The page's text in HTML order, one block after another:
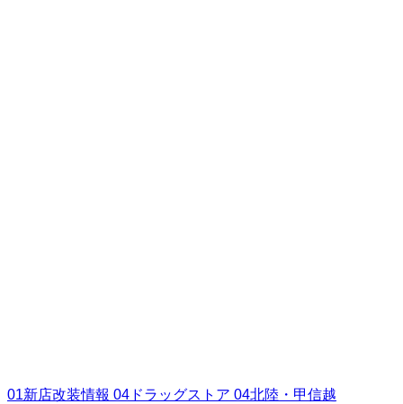
01新店改装情報 04ドラッグストア 04北陸・甲信越